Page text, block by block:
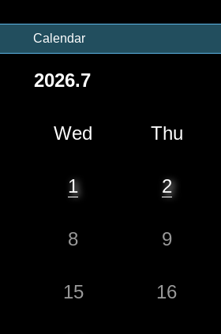
Calendar
2026.7
Wed Thu
1 2
8 9
15 16